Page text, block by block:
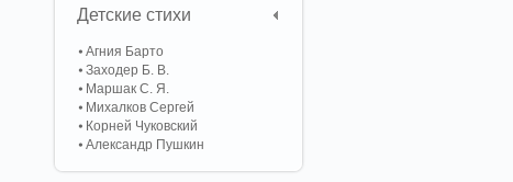
Детские стихи
Агния Барто
Заходер Б. В.
Маршак С. Я.
Михалков Сергей
Корней Чуковский
Александр Пушкин